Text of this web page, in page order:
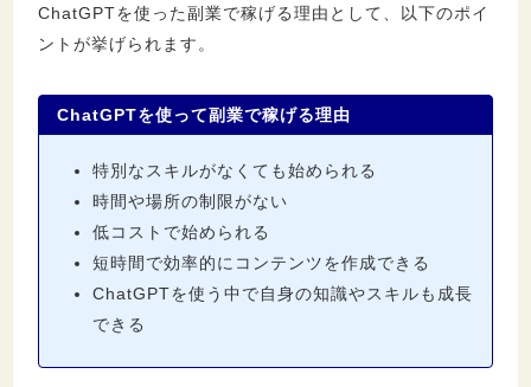
3.3. ChatGPTなら無料ではじめられる
ト・注意点
4.2. 著作権侵害のリスクに注意する
4.3.精度を高めるなら有料版を利用する
5.ChatGPTを使って副業で稼ぐコツ
5.1.
5.2.効果的なプロンプトを用意する
ChatGPTを使った副業で稼げる理由として、以下のポイ
ントが挙げられます。
ChatGPTを使って副業で稼げる理由
特別なスキルがなくても始められる
時間や場所の制限がない
低コストで始められる
短時間で効率的にコンテンツを作成できる
ChatGPTを使う中で自身の知識やスキルも成長
できる